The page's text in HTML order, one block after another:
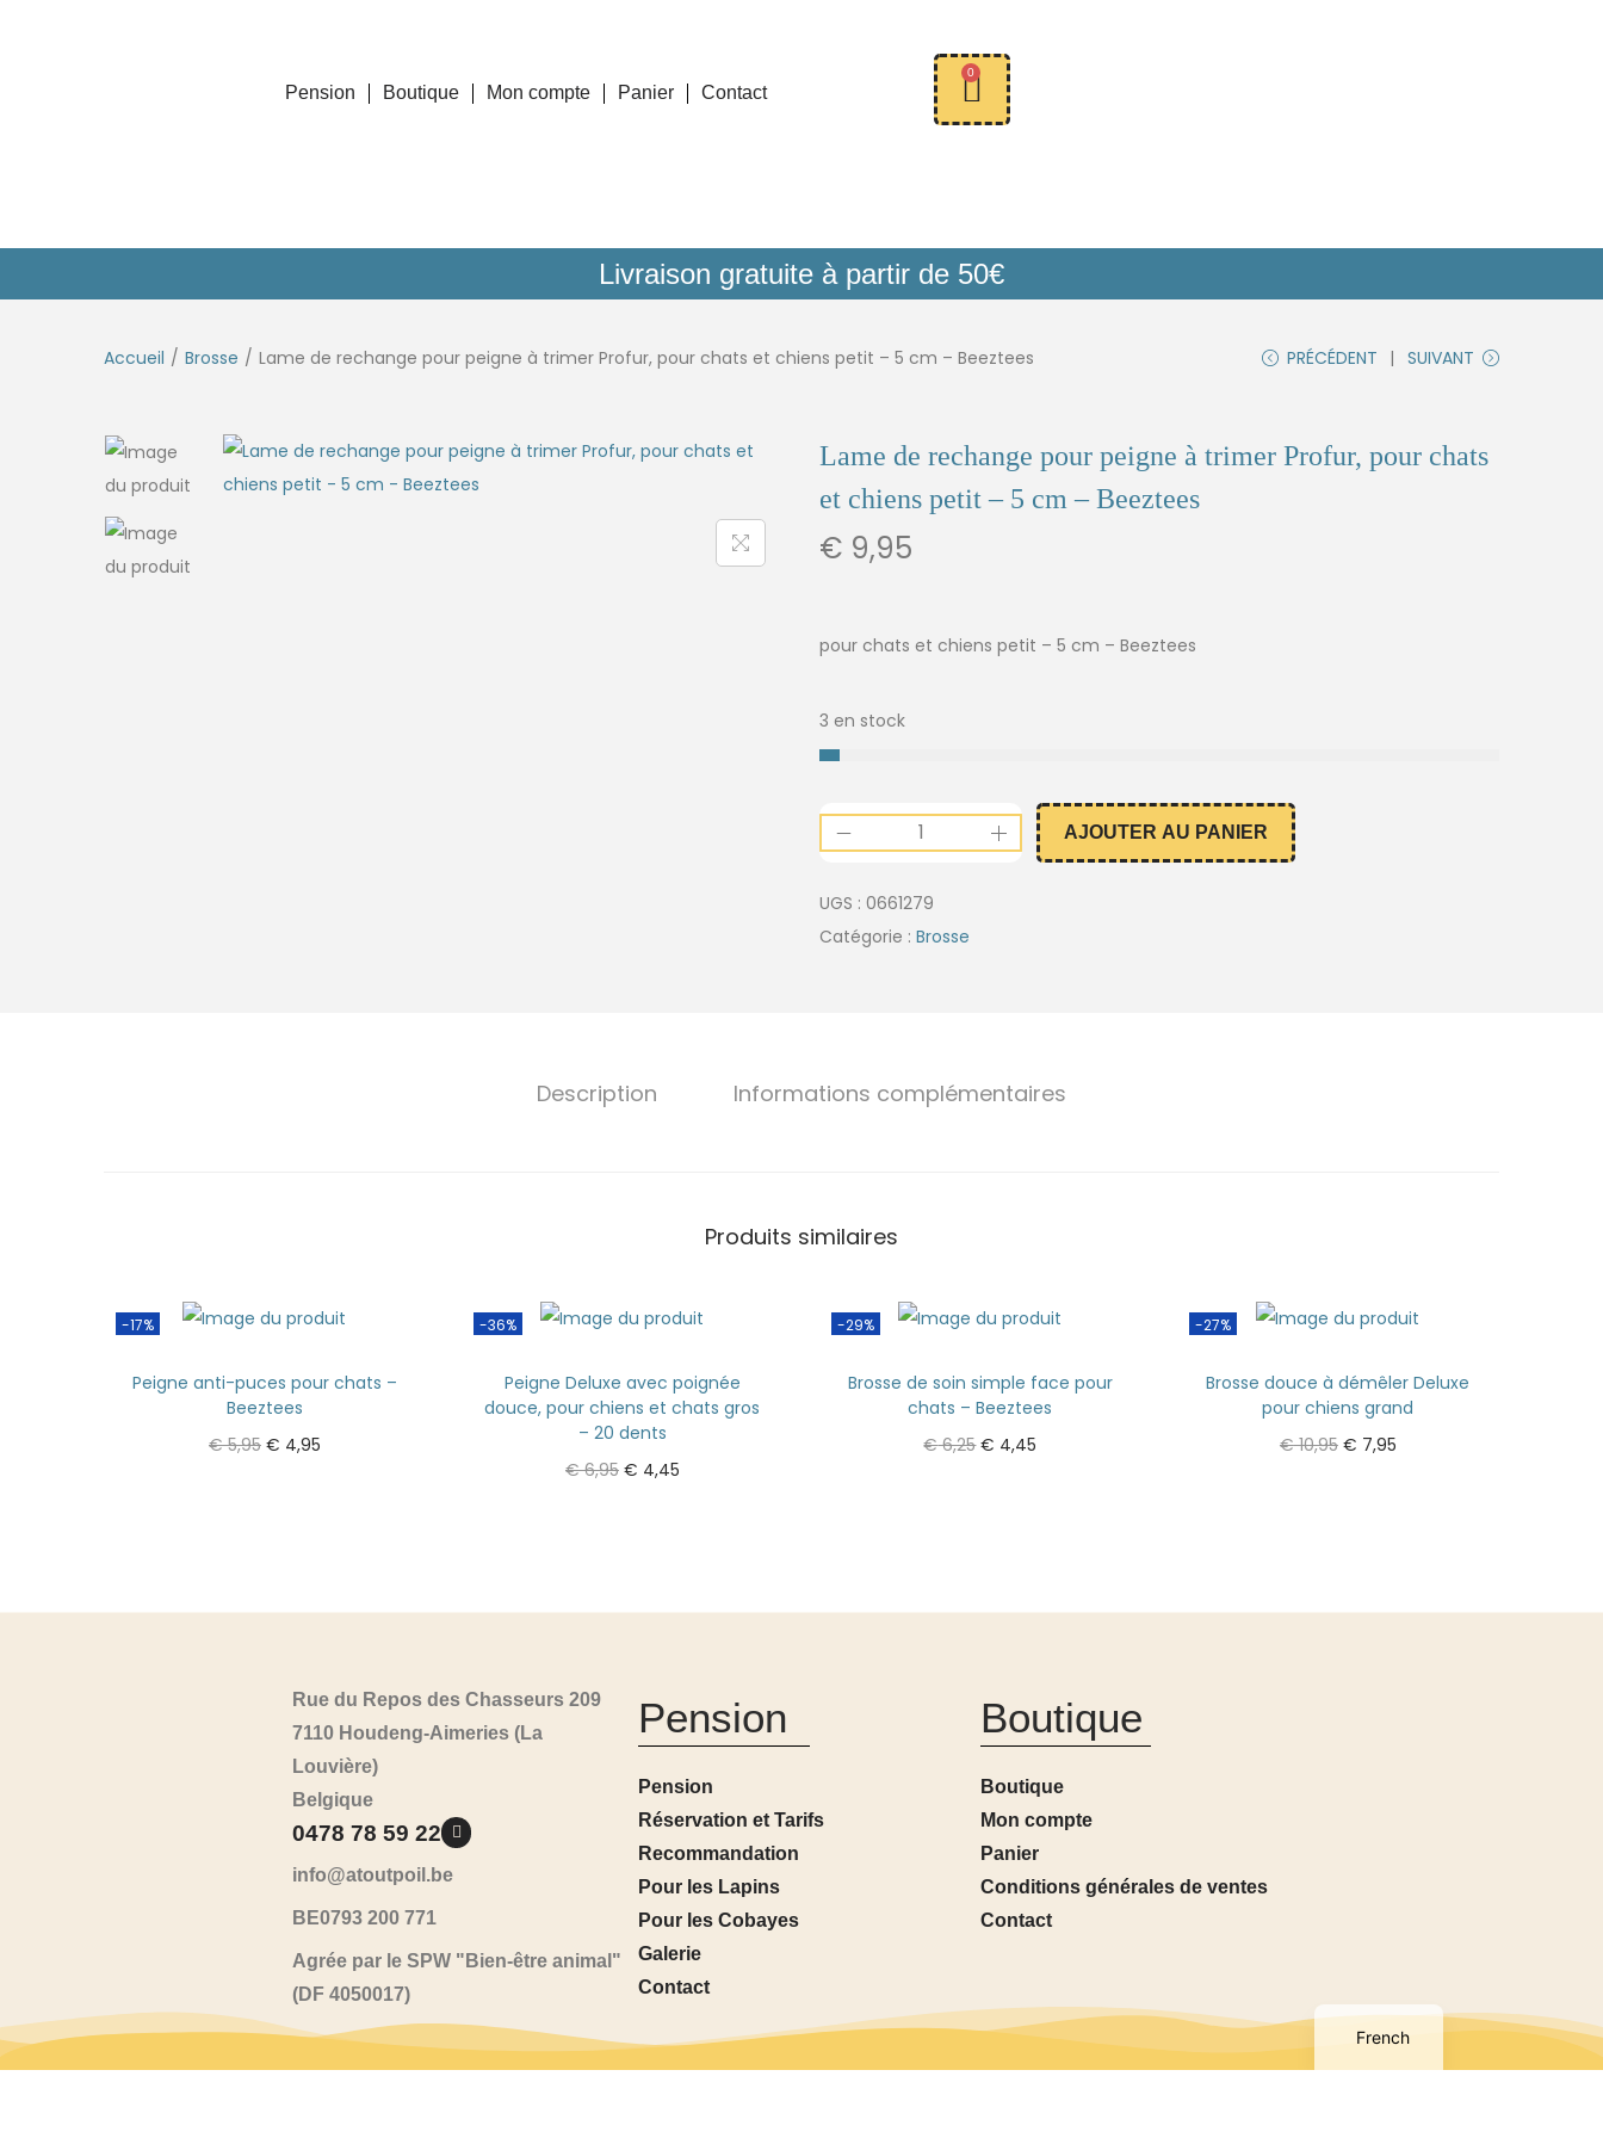
Pension Boutique Mon compte Panier Contact
0
Livraison gratuite à partir de 50€
Accueil / Brosse / Lame de rechange pour peigne à trimer Profur, pour chats et chiens petit – 5 cm – Beeztees PRÉCÉDENT SUIVANT
Lame de rechange pour peigne à trimer Profur, pour chats
et chiens petit – 5 cm – Beeztees
€ 9,95
pour chats et chiens petit – 5 cm – Beeztees
3 en stock
AJOUTER AU PANIER
UGS : 0661279
Catégorie : Brosse
Description Informations complémentaires
Produits similaires
-17%
Peigne anti-puces pour chats –
Beeztees
€5,95 € 4,95
-36%
Peigne Deluxe avec poignée
douce, pour chiens et chats gros
– 20 dents
€6,95 € 4,45
-29%
Brosse de soin simple face pour
chats – Beeztees
€6,25 € 4,45
-27%
Brosse douce à démêler Deluxe
pour chiens grand
€10,95 € 7,95
Rue du Repos des Chasseurs 209
7110 Houdeng-Aimeries (La
Louvière)
Belgique
0478 78 59 22
info@atoutpoil.be
BE0793 200 771
Agrée par le SPW "Bien-être animal"
(DF 4050017)
Pension
Pension
Réservation et Tarifs
Recommandation
Pour les Lapins
Pour les Cobayes
Galerie
Contact
Boutique
Boutique
Mon compte
Panier
Conditions générales de ventes
Contact
French